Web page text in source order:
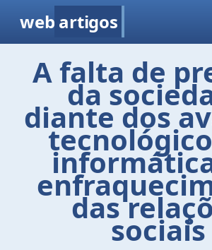
web artigos
A falta de
da
diante dos
das
sociais